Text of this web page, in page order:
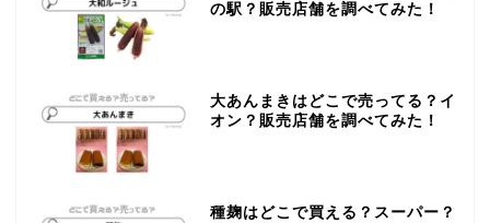
の駅？販売店舗を調べてみた！
大あんまきはどこで売ってる？イ
オン？販売店舗を調べてみた！
種麹はどこで買える？スーパー？